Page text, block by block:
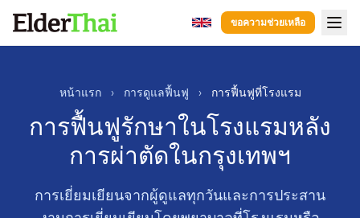
ขอความช่วยเหลือ
การนำผู้ป่วยไปส่งโรงพยาบาล.
บริการหลังจากการรักษาที่โรงพยาบาล.
การดูแลผู้ป่วยโรคสมองเสื่อม
การดูแลฟื้นฟู
หน้าแรก › การดูแลฟื้นฟู › การฟื้นฟูที่โรงแรม
การฟื้นฟูรักษาในโรงแรมหลัง
การผ่าตัดในกรุงเทพฯ
การเยี่ยมเยียนจากผู้ดูแลทุกวันและการประสาน